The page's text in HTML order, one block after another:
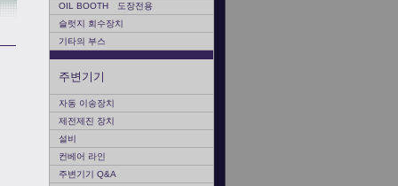
OIL BOOTH 도장전용
슬럿지 회수장치
기타의 부스
주변기기
자동 이송장치
제전제진 장치
설비
컨베어 라인
주변기기 Q&A